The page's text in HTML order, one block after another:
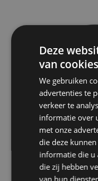
Deze
van
We gebruiken
advertenties te
verkeer te
informatie over
met onze
die deze
informatie die u
die zij hebben
van hun